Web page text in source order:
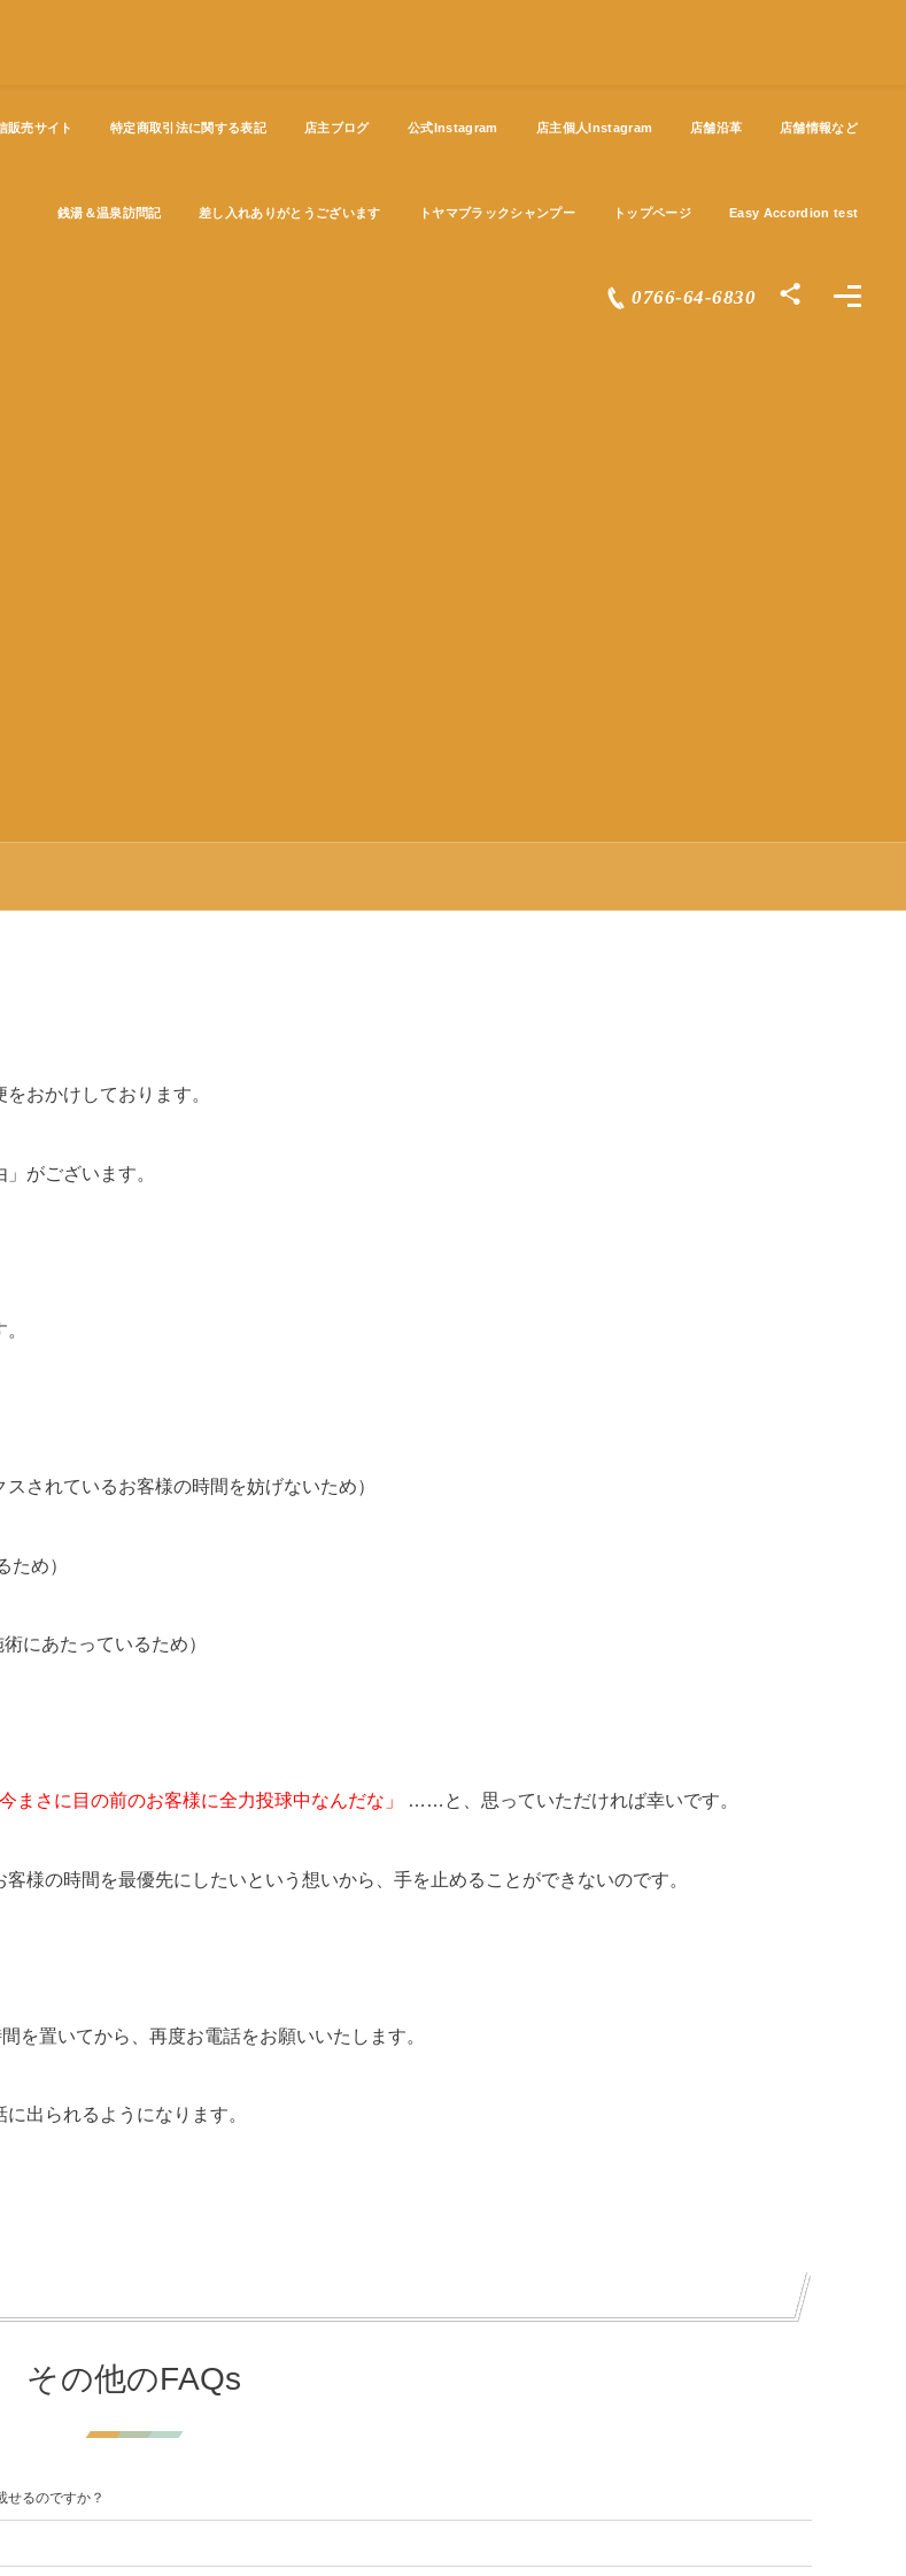
販売サイト 特定商取引法に関する表記 店主ブログ 公式Instagram 店主個人Instagram 店舗沿革 店舗情報など
銭湯＆温泉訪問記 差し入れありがとうございます トヤマブラックシャンプー トップページ Easy Accordion test
0766-64-6830
おかけしております。
がございます。
されているお客様の時間を妨げないため）
ため）
にあたっているため）
今まさに目の前のお客様に全力投球中なんだな」 ……と、思っていただければ幸いです。
様の時間を最優先にしたいという想いから、手を止めることができないのです。
を置いてから、再度お電話をお願いいたします。
出られるようになります。
その他のFAQs
せるのですか？